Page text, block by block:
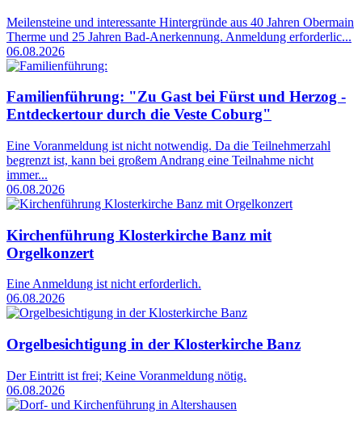
Meilensteine und interessante Hintergründe aus 40 Jahren Obermain
Therme und 25 Jahren Bad-Anerkennung. Anmeldung erforderlic...
06.08.2026
Familienführung: "Zu Gast bei Fürst und Herzog -
Entdeckertour durch die Veste Coburg"
Eine Voranmeldung ist nicht notwendig. Da die Teilnehmerzahl
begrenzt ist, kann bei großem Andrang eine Teilnahme nicht
immer...
06.08.2026
Kirchenführung Klosterkirche Banz mit
Orgelkonzert
Eine Anmeldung ist nicht erforderlich.
06.08.2026
Orgelbesichtigung in der Klosterkirche Banz
Der Eintritt ist frei; Keine Voranmeldung nötig.
06.08.2026